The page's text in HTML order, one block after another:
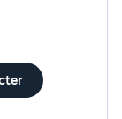
le
pour voir
un œil qui